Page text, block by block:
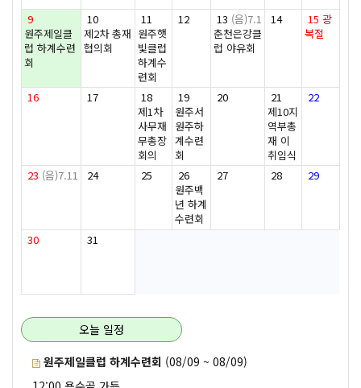
9
원주제일클
럽 하계수련
회
10
제2차 총재
협의회
11
원주햇
빛클럽
하계수
련회
12 13 (음)7.1
춘천은강클
럽 야유회
14 15 광
복절
16 17
18
제1차
사무재
무총장
회의
19
원주서
원주하
계수련
회
20
21
제10지
역부총
재 이
취임식
22
23 (음)7.11 24 25
26
원주백
년 하계
수련회
27 28 29
30 31
오늘 일정
원주제일클럽 하계수련회 (08/09 ~ 08/09)